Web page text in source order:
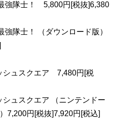
強隊士！ 5,800円[税抜]6,380
隊士！ （ダウンロード版）
シュスクエア 7,480円[税
ュスクエア （ニンテンドー
7,200円[税抜]7,920円[税込]